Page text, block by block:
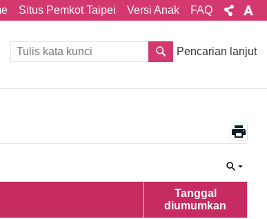
Situs Pemkot Taipei Versi Anak FAQ
Pencarian lanjut
Tanggal
diumumkan